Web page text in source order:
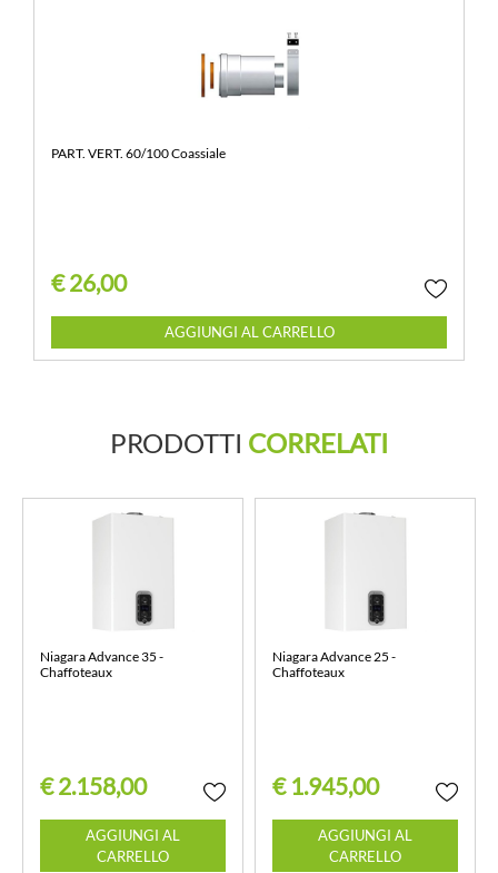
PART. VERT. 60/100 Coassiale
€ 26,00
Quantità
AGGIUNGI AL CARRELLO
PRODOTTI CORRELATI
Niagara Advance 35 -
Chaffoteaux
€ 2.158,00
Quantità
AGGIUNGI AL
CARRELLO
Niagara Advance 25 -
Chaffoteaux
€ 1.945,00
Quantità
AGGIUNGI AL
CARRELLO